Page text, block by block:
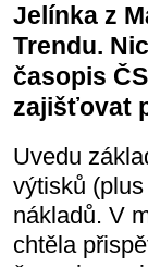
Jelínka z
Trendu.
časopis
zajišťovat
Uvedu
výtisků
nákladů. V
chtěla